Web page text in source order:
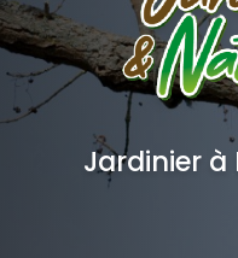
Jardinier